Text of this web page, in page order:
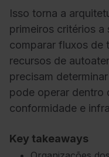
Isso torna a
primeiros critérios a
comparar fluxos de
recursos de
precisam
pode operar dentro
conformidade e
Key takeaways